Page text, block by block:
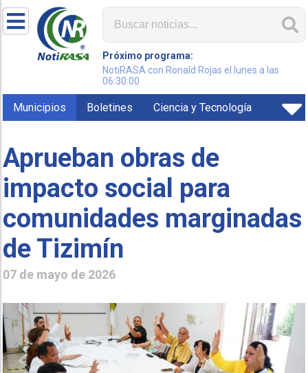
Próximo programa:
NotiRASA con Ronald Rojas el lunes a las
06:30:00
Municipios Boletines Ciencia y Tecnología
Aprueban obras de
impacto social para
comunidades marginadas
de Tizimín
07 de mayo de 2026